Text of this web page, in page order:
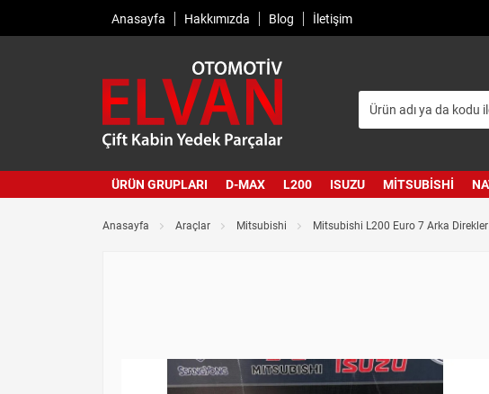
Anasayfa Hakkımızda Blog İletişim
ÜRÜN GRUPLARI D-MAX L200 ISUZU MITSUBISHI
Anasayfa Araçlar Mitsubishi Mitsubishi L200 Euro 7 Arka Direkler